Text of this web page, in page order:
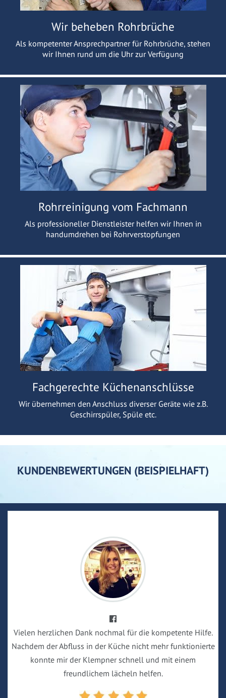
Wir beheben Rohrbrüche
Als kompetenter Ansprechpartner für Rohrbrüche, stehen
wir Ihnen rund um die Uhr zur Verfügung
Rohrreinigung vom Fachmann
Als professioneller Dienstleister helfen wir Ihnen in
handumdrehen bei Rohrverstopfungen
Fachgerechte Küchenanschlüsse
Wir übernehmen den Anschluss diverser Geräte wie z.B.
Geschirrspüler, Spüle etc.
KUNDENBEWERTUNGEN (BEISPIELHAFT)
Vielen herzlichen Dank nochmal für die kompetente Hilfe.
Nachdem der Abfluss in der Küche nicht mehr funktionierte
konnte mir der Klempner schnell und mit einem
freundlichem lächeln helfen.